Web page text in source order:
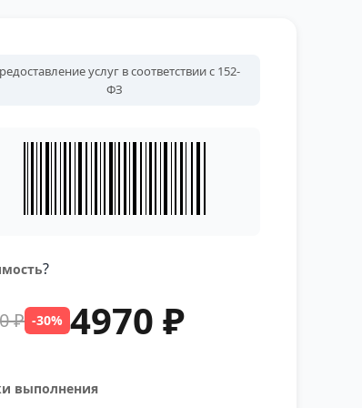
услуг в соответствии с 152-
ФЗ
?
₽ -30% 4970 ₽
выполнения